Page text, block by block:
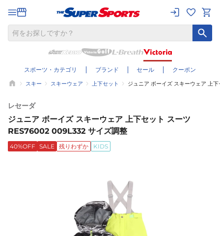
スポーツ・カテゴリ ブランド セール クーポン
スキー スキーウェア 上下セット ジュニア ボーイズ スキーウェア 上
レセーダ
ジュニア ボーイズ スキーウェア 上下セット スーツ
RES76002 009L332 サイズ調整
40%OFF SALE 残りわずか KIDS